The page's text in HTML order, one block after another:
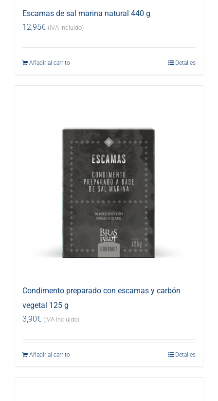
Escamas de sal marina natural 440 g
12,95€ (IVA incluido)
Añadir al carrito Detalles
Condimento preparado con escamas y carbón
vegetal 125 g
3,90€ (IVA incluido)
Añadir al carrito Detalles